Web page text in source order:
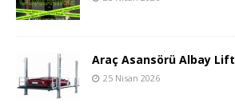
Araç Asansörü Albay Lift
25 Nisan 2026